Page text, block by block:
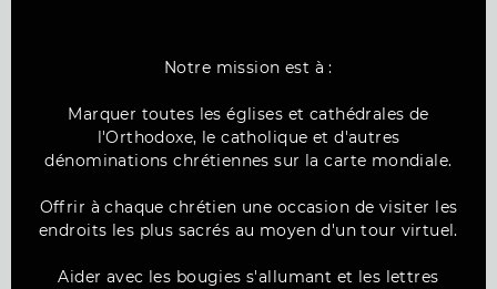
Notre mission est à :
Marquer toutes les églises et cathédrales de
l'Orthodoxe, le catholique et d'autres
dénominations chrétiennes sur la carte mondiale.
Offrir à chaque chrétien une occasion de visiter les
endroits les plus sacrés au moyen d'un tour virtuel.
Aider avec les bougies s'allumant et les lettres